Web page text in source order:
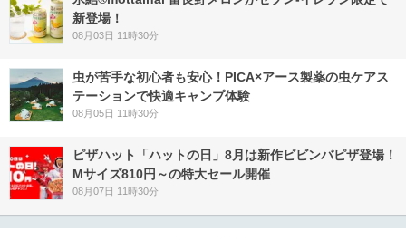
新登場！
08月03日 11時30分
虫が苦手な初心者も安心！PICA×アース製薬の虫ケアス
テーションで快適キャンプ体験
08月05日 11時30分
ピザハット「ハットの日」8月は新作ビビンバピザ登場！
Mサイズ810円～の特大セール開催
08月07日 11時30分